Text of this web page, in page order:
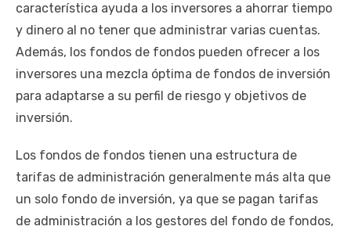
característica ayuda a los inversores a ahorrar tiempo
y dinero al no tener que administrar varias cuentas.
Además, los fondos de fondos pueden ofrecer a los
inversores una mezcla óptima de fondos de inversión
para adaptarse a su perfil de riesgo y objetivos de
inversión.
Los fondos de fondos tienen una estructura de
tarifas de administración generalmente más alta que
un solo fondo de inversión, ya que se pagan tarifas
de administración a los gestores del fondo de fondos,